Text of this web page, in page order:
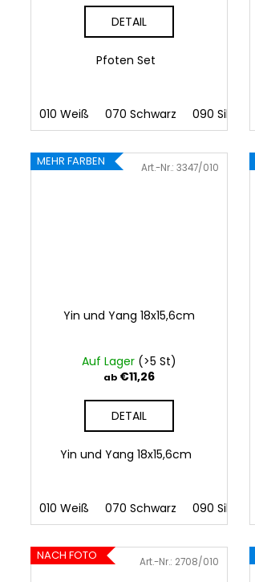
DETAIL
Pfoten Set
010 Weiß 070 Schwarz 090 Silber
MEHR FARBEN
Yin und Yang 18x15,6cm
Auf Lager (>5 St)
ab €11,26
DETAIL
Yin und Yang 18x15,6cm
010 Weiß 070 Schwarz 090 Silber
Art.-Nr.:3347/010
NACH FOTO Art.-Nr.: 2708/010